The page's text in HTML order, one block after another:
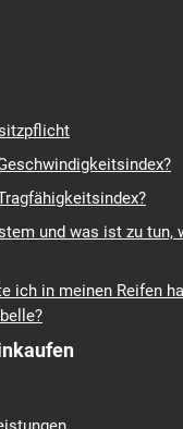
und was ist zu tun,
ich in meinen Reifen